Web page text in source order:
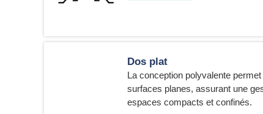
Dos plat
La conception polyvalente
surfaces planes, assurant une
espaces compacts et confinés.